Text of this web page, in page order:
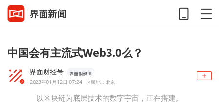
中国会有主流式Web3.0么？
界面财经号 界面财经号
2023年01月12日 07:24 IP属地：北京
以区块链为底层技术的数字宇宙，正在搭建。